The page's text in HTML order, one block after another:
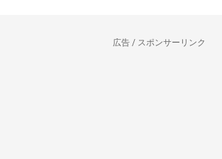
広告 / スポンサーリンク